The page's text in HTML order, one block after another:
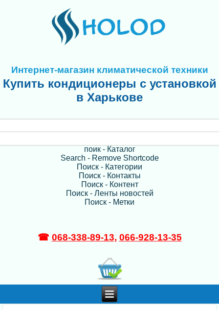
Интернет-магазин климатической техники
Купить кондиционеры с установкой
в Харькове
поик - Каталог
Search - Remove Shortcode
Поиск - Категории
Поиск - Контакты
Поиск - Контент
Поиск - Ленты новостей
Поиск - Метки
☎ 068-338-89-13, 066-928-13-35